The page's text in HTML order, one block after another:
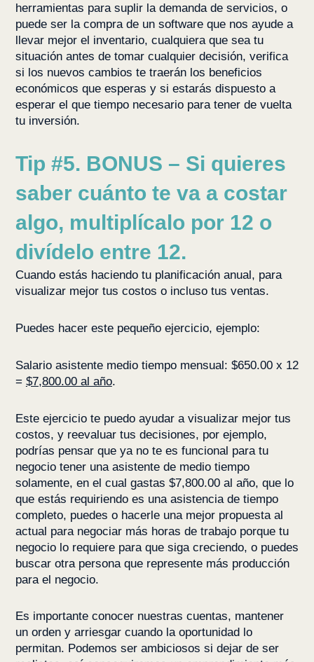
herramientas para suplir la demanda de servicios, o
puede ser la compra de un software que nos ayude a
llevar mejor el inventario, cualquiera que sea tu
situación antes de tomar cualquier decisión, verifica
si los nuevos cambios te traerán los beneficios
económicos que esperas y si estarás dispuesto a
esperar el que tiempo necesario para tener de vuelta
tu inversión.
Tip #5. BONUS – Si quieres
saber cuánto te va a costar
algo, multiplícalo por 12 o
divídelo entre 12.
Cuando estás haciendo tu planificación anual, para
visualizar mejor tus costos o incluso tus ventas.
Puedes hacer este pequeño ejercicio, ejemplo:
Salario asistente medio tiempo mensual: $650.00 x 12
= $7,800.00 al año.
Este ejercicio te puedo ayudar a visualizar mejor tus
costos, y reevaluar tus decisiones, por ejemplo,
podrías pensar que ya no te es funcional para tu
negocio tener una asistente de medio tiempo
solamente, en el cual gastas $7,800.00 al año, que lo
que estás requiriendo es una asistencia de tiempo
completo, puedes o hacerle una mejor propuesta al
actual para negociar más horas de trabajo porque tu
negocio lo requiere para que siga creciendo, o puedes
buscar otra persona que represente más producción
para el negocio.
Es importante conocer nuestras cuentas, mantener
un orden y arriesgar cuando la oportunidad lo
permitan. Podemos ser ambiciosos si dejar de ser